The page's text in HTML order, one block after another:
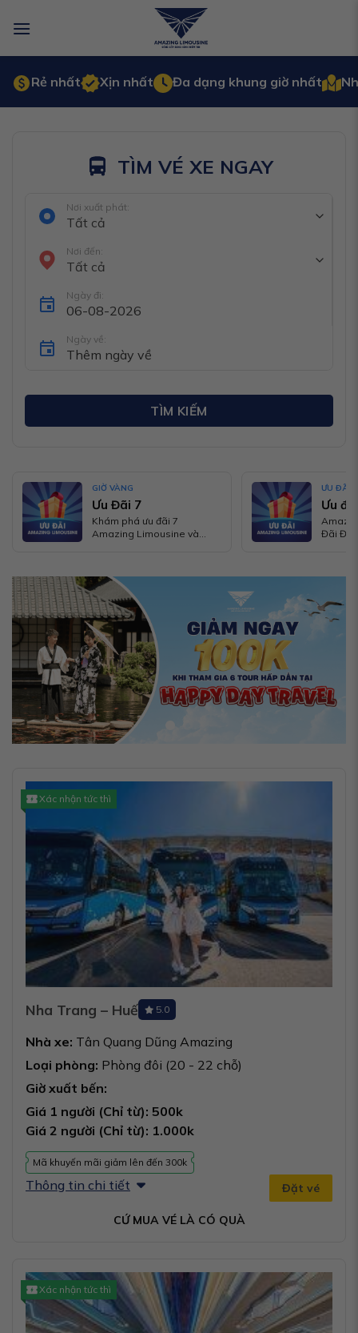
qua
Rẻ nhất
Xịn nhất Đa dạng khung giờ nhất
TÌM VÉ XE NGAY
Nơi xuất phát:
Tất cả
Nơi đến:
Tất cả
Ngày đi:
Ngày về:
TÌM KIẾM
GIỜ VÀNG
Ưu Đãi 7
Khám phá ưu đãi 7
Amazing Limousine và
ƯU ĐÃI
Ưu
Đãi Đặc
Xác nhận tức thì
Nha Trang – Huế 5.0
Nhà xe: Tân Quang Dũng Amazing
Loại phòng: Phòng đôi (20 - 22 chỗ)
Giờ xuất bến:
Giá 1 người (Chỉ từ): 500k
Giá 2 người (Chỉ từ): 1.000k
Mã khuyến mãi giảm lên đến 300k
Thông tin chi tiết Đặt vé
CỨ MUA VÉ LÀ CÓ QUÀ
Xác nhận tức thì